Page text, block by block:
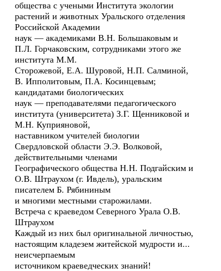
общества с учеными Института экологии
растений и животных Уральского отделения
Российской Академии
наук — академиками В.Н. Большаковым и
П.Л. Горчаковским, сотрудниками этого же
института М.М.
Сторожевой, Е.А. Шуровой, Н.П. Салминой,
В. Ипполитовым, П.А. Косинцевым;
кандидатами биологических
наук — преподавателями педагогического
института (университета) З.Г. Щенниковой и
М.Н. Куприяновой,
наставником учителей биологии
Свердловской области Э.Э. Волковой,
действительными членами
Географического общества Н.Н. Подгайским и
О.В. Штраухом (г. Ивдель), уральским
писателем Б. Рябининым
и многими местными старожилами.
Встреча с краеведом Северного Урала О.В.
Штраухом
Каждый из них был оригинальной личностью,
настоящим кладезем житейской мудрости и...
неисчерпаемым
источником краеведческих знаний!